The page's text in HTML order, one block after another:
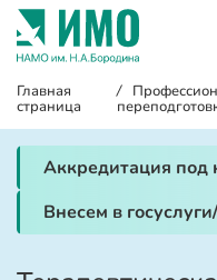
Главная
страница
/
Аккредитация под
Внесем в